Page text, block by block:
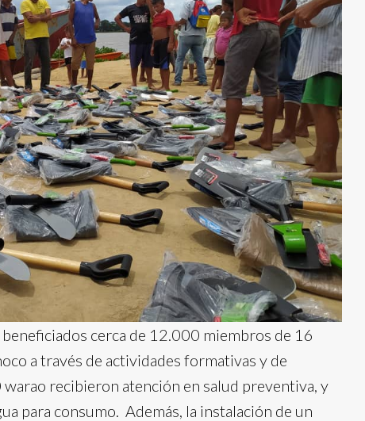
cerca de 12.000 miembros de 16
a través de actividades formativas y de
recibieron atención en salud preventiva, y
para consumo. Además, la instalación de un